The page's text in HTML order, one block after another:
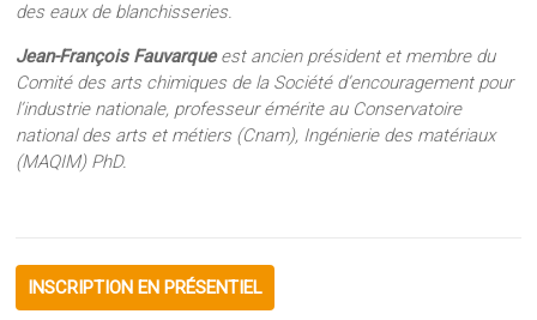
des eaux de blanchisseries.
Jean-François Fauvarqueest ancien président et membre du
Comité des arts chimiques de la Société d’encouragement pour
l’industrie nationale, professeur émérite au Conservatoire
national des arts et métiers (Cnam), Ingénierie des matériaux
(MAQIM) PhD.
INSCRIPTION EN PRÉSENTIEL